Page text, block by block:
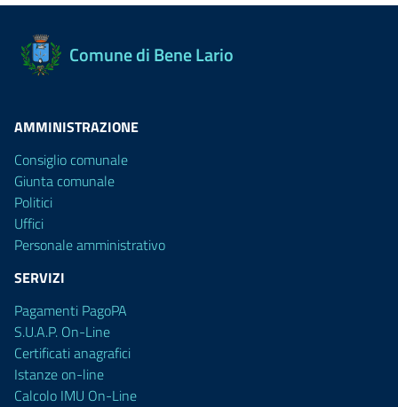
Comune di Bene Lario
AMMINISTRAZIONE
Consiglio comunale
Giunta comunale
Politici
Uffici
Personale amministrativo
SERVIZI
Pagamenti PagoPA
S.U.A.P. On-Line
Certificati anagrafici
Istanze on-line
Calcolo IMU On-Line